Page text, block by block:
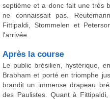
septième et a donc fait une très
ne connaissait pas.
Fittipaldi, Stommelen et
l'arrivée.
Après la course
Le public brésilien, hystérique,
Brabham et porté en triomphe
brandit un immense drapeau
des Paulistes. Quant à